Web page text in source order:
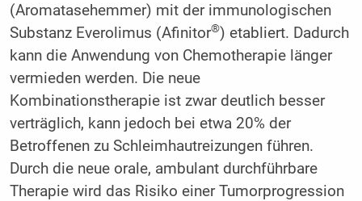
(Aromatasehemmer) mit der immunologischen
Substanz Everolimus (Afinitor®) etabliert. Dadurch
kann die Anwendung von Chemotherapie länger
vermieden werden. Die neue
Kombinationstherapie ist zwar deutlich besser
verträglich, kann jedoch bei etwa 20% der
Betroffenen zu Schleimhautreizungen führen.
Durch die neue orale, ambulant durchführbare
Therapie wird das Risiko einer Tumorprogression